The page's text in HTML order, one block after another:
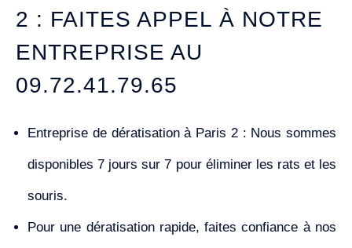
2 : FAITES APPEL À NOTRE
ENTREPRISE AU
09.72.41.79.65
Entreprise de dératisation à Paris 2 : Nous sommes
disponibles 7 jours sur 7 pour éliminer les rats et les
souris.
Pour une dératisation rapide, faites confiance à nos